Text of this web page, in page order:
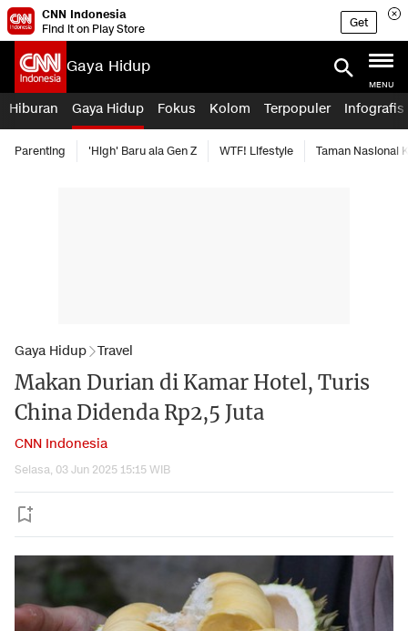
CNN Indonesia
Find it on Play Store
Get
Gaya Hidup
MENU
Hiburan Gaya Hidup Fokus Kolom Terpopuler Infografis
Parenting 'High' Baru ala Gen Z WTF! Lifestyle Taman Nasional
Gaya Hidup Travel
Makan Durian di Kamar Hotel, Turis
China Didenda Rp2,5 Juta
CNN Indonesia
Selasa, 03 Jun 2025 15:15 WIB